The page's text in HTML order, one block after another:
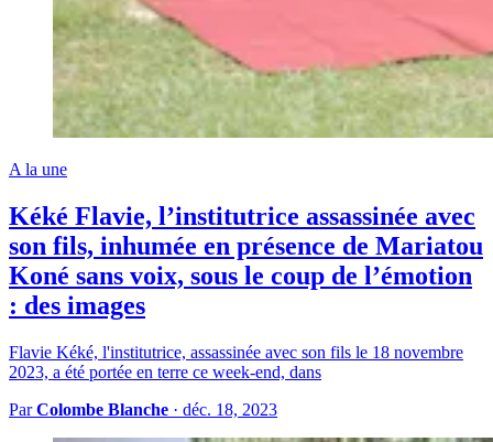
A la une
Kéké Flavie, l’institutrice assassinée avec
son fils, inhumée en présence de Mariatou
Koné sans voix, sous le coup de l’émotion
: des images
Flavie Kéké, l'institutrice, assassinée avec son fils le 18 novembre
2023, a été portée en terre ce week-end, dans
ParColombe Blanche · déc. 18, 2023